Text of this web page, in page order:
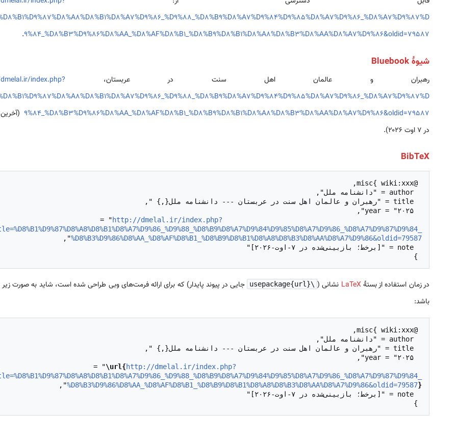
9%84_%D8%B3%D9%86%D8%AA_%D8%AF%D8%B1_%D8%B9%D8%B1%D8%A8%D8%B3%D8%AA%D8%A7%D9%86&oldid=79587
.
شیوهٔ Bluebook
رهبران و عالمان اهل سنت در عربستان، index.php?
9%84_%D8%B3%D9%86%D8%AA_%D8%AF%D8%B1_%D8%B9%D8%B1%D8%A8%D8%B3%D8%AA%D8%A7%D9%86&oldid=79587
در ۷ اوت ۲۰۲۶).
BibTeX
http://dmelal.ir/index.php?
%D8%B3%D9%86%D8%AA_%D8%AF%D8%B1_%D8%B9%D8%B1%D8%A8%D8%B3%D8%AA%D8%A7%D9%86&oldid=79587
در زمان استفاده از بستهٔLaTeX نشانی ( \usepackage{url}
جایی در پیوند پایدار) که برای ارائه فرمت‌های وبی طراحی شده است، شاید به صورت
باشد:
\url{http://dmelal.ir/index.php?
%D8%B3%D9%86%D8%AA_%D8%AF%D8%B1_%D8%B9%D8%B1%D8%A8%D8%B3%D8%AA%D8%A7%D9%86&oldid=79587}